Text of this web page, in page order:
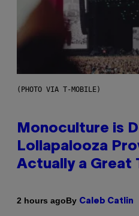
(PHOTO VIA T-MOBILE)
Monoculture is
Lollapalooza
Actually a Great
2 hours agoBy Caleb Catlin